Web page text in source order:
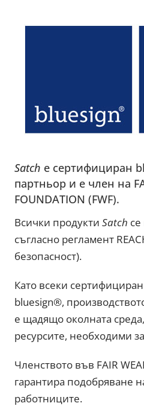
Satch е сертифициран
партньор и е член на
FOUNDATION (FWF).
Всички продуктиSatch
съгласно регламент
безопасност).
Като всеки
bluesign®️,
е щадящо околната
ресурсите, необходими
Членството във FAIR
гарантира подобряване
работниците.